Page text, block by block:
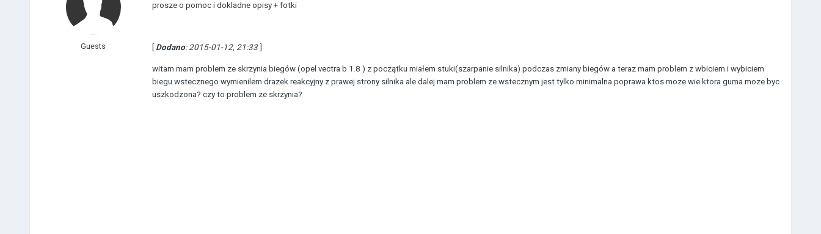
Guests
prosze o pomoc i dokladne opisy + fotki
Dodano: 2015-01-12, 21:33]
witam mam problem ze skrzynia biegów (opel vectra b 1.8 ) z początku miałem stuki(szarpanie silnika) podczas zmiany biegów a teraz mam problem z wbiciem i wybiciem
biegu wstecznego wymienilem drazek reakcyjny z prawej strony silnika ale dalej mam problem ze wstecznym jest tylko minimalna poprawa ktos moze wie ktora guma moze byc
uszkodzona? czy to problem ze skrzynia?